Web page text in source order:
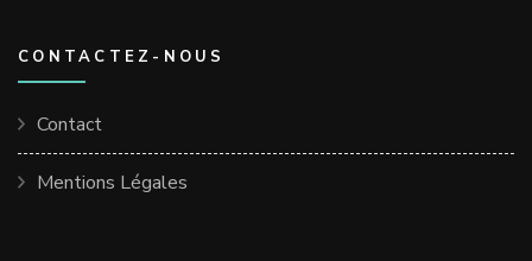
CONTACTEZ-NOUS
Contact
Mentions Légales